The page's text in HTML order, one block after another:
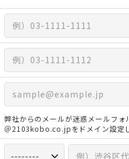
弊社からのメールが迷惑メールフォ
＠2103kobo.co.jpをドメイン設定